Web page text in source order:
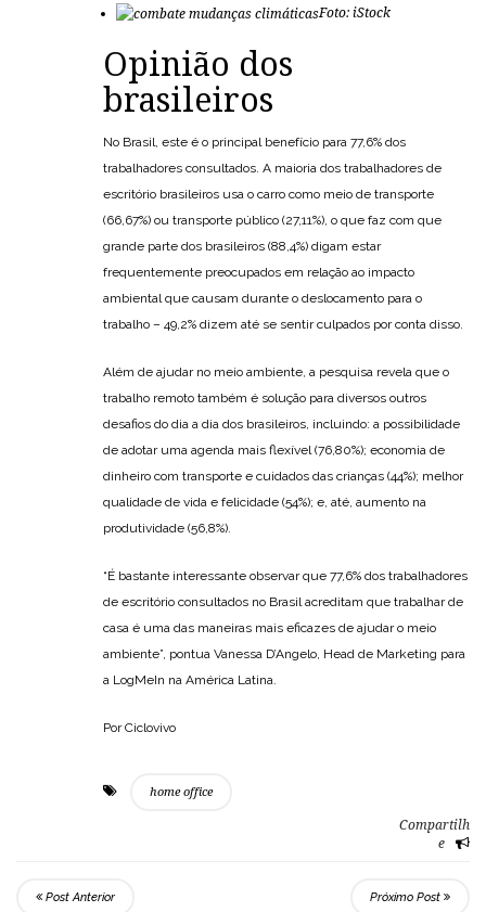
Foto: iStock
Opinião dos
brasileiros
No Brasil, este é o principal benefício para 77,6% dos
trabalhadores consultados. A maioria dos trabalhadores de
escritório brasileiros usa o carro como meio de transporte
(66,67%) ou transporte público (27,11%), o que faz com que
grande parte dos brasileiros (88,4%) digam estar
frequentemente preocupados em relação ao impacto
ambiental que causam durante o deslocamento para o
trabalho – 49,2% dizem até se sentir culpados por conta disso.
Além de ajudar no meio ambiente, a pesquisa revela que o
trabalho remoto também é solução para diversos outros
desafios do dia a dia dos brasileiros, incluindo: a possibilidade
de adotar uma agenda mais flexível (76,80%); economia de
dinheiro com transporte e cuidados das crianças (44%); melhor
qualidade de vida e felicidade (54%); e, até, aumento na
produtividade (56,8%).
“É bastante interessante observar que 77,6% dos trabalhadores
de escritório consultados no Brasil acreditam que trabalhar de
casa é uma das maneiras mais eficazes de ajudar o meio
ambiente”, pontua Vanessa D’Angelo, Head de Marketing para
a LogMeIn na América Latina.
Por Ciclovivo
home office
Compartilh
e
Post Anterior Próximo Post